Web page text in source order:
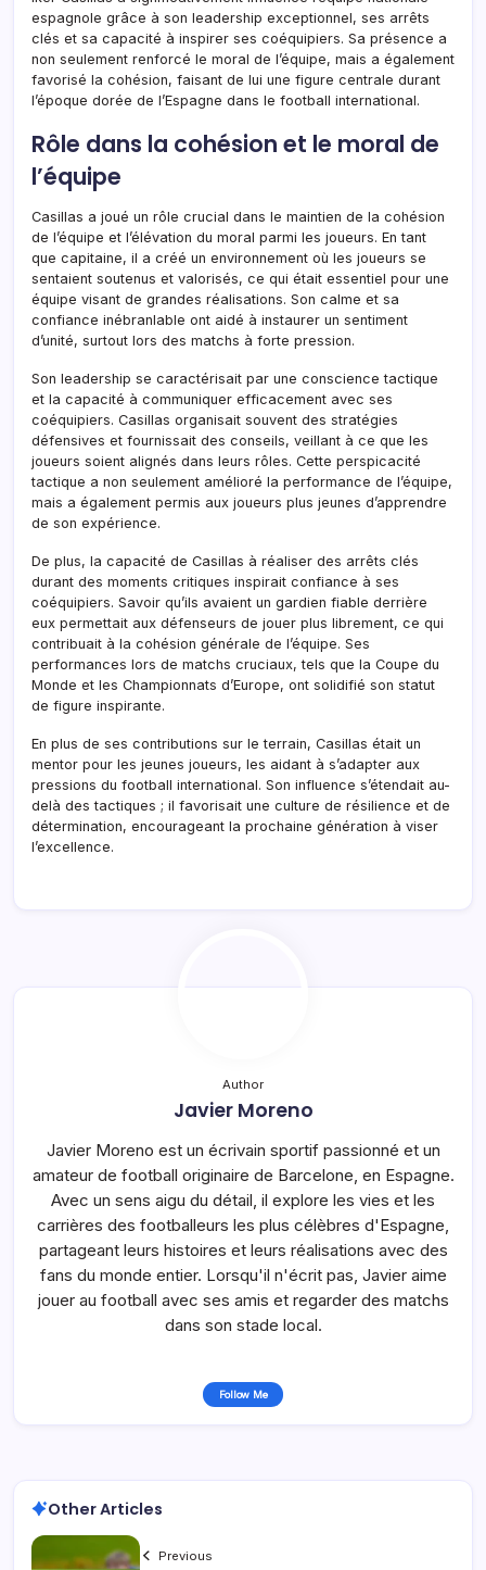
espagnole grâce à son leadership exceptionnel, ses arrêts
clés et sa capacité à inspirer ses coéquipiers. Sa présence a
non seulement renforcé le moral de l’équipe, mais a également
favorisé la cohésion, faisant de lui une figure centrale durant
l’époque dorée de l’Espagne dans le football international.
Rôle dans la cohésion et le moral de
l’équipe
Casillas a joué un rôle crucial dans le maintien de la cohésion
de l’équipe et l’élévation du moral parmi les joueurs. En tant
que capitaine, il a créé un environnement où les joueurs se
sentaient soutenus et valorisés, ce qui était essentiel pour une
équipe visant de grandes réalisations. Son calme et sa
confiance inébranlable ont aidé à instaurer un sentiment
d’unité, surtout lors des matchs à forte pression.
Son leadership se caractérisait par une conscience tactique
et la capacité à communiquer efficacement avec ses
coéquipiers. Casillas organisait souvent des stratégies
défensives et fournissait des conseils, veillant à ce que les
joueurs soient alignés dans leurs rôles. Cette perspicacité
tactique a non seulement amélioré la performance de l’équipe,
mais a également permis aux joueurs plus jeunes d’apprendre
de son expérience.
De plus, la capacité de Casillas à réaliser des arrêts clés
durant des moments critiques inspirait confiance à ses
coéquipiers. Savoir qu’ils avaient un gardien fiable derrière
eux permettait aux défenseurs de jouer plus librement, ce qui
contribuait à la cohésion générale de l’équipe. Ses
performances lors de matchs cruciaux, tels que la Coupe du
Monde et les Championnats d’Europe, ont solidifié son statut
de figure inspirante.
En plus de ses contributions sur le terrain, Casillas était un
mentor pour les jeunes joueurs, les aidant à s’adapter aux
pressions du football international. Son influence s’étendait au-
delà des tactiques ; il favorisait une culture de résilience et de
détermination, encourageant la prochaine génération à viser
l’excellence.
Author
Javier Moreno
Javier Moreno est un écrivain sportif passionné et un
amateur de football originaire de Barcelone, en Espagne.
Avec un sens aigu du détail, il explore les vies et les
carrières des footballeurs les plus célèbres d'Espagne,
partageant leurs histoires et leurs réalisations avec des
fans du monde entier. Lorsqu'il n'écrit pas, Javier aime
jouer au football avec ses amis et regarder des matchs
dans son stade local.
Follow Me
Other Articles
Previous